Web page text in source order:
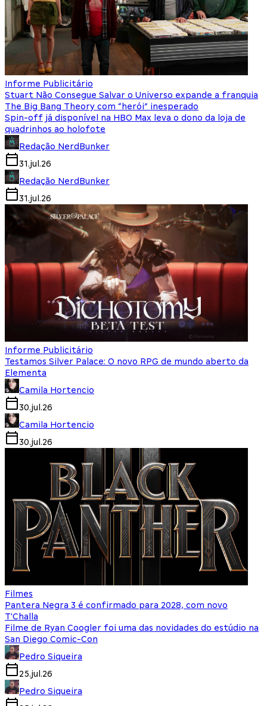
Informe Publicitário
Stuart Não Consegue Salvar o Universo expande a franquia
The Big Bang Theory com “herói” inesperado
Spin-off já disponível na HBO Max leva o dono da loja de
quadrinhos ao holofote
Redação NerdBunker
31.jul.26
Redação NerdBunker
31.jul.26
Informe Publicitário
Testamos Silver Palace: O novo RPG de mundo aberto da
Elementa
Camila Hortencio
30.jul.26
Camila Hortencio
30.jul.26
Filmes
Pantera Negra 3 é confirmado para 2028, com novo
T'Challa
Filme de Ryan Coogler foi uma das novidades do estúdio na
San Diego Comic-Con
Pedro Siqueira
25.jul.26
Pedro Siqueira